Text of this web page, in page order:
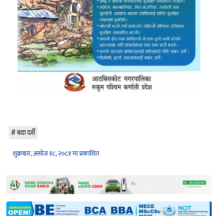
बडा दशैँ
शुक्रबार, असोज १८, २०८१ मा प्रकाशित